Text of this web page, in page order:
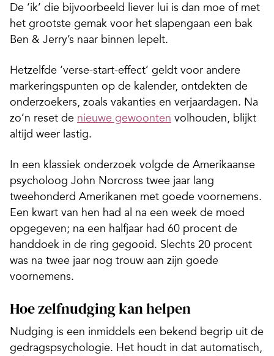
De ‘ik’ die bijvoorbeeld liever lui is dan moe of met
het grootste gemak voor het slapengaan een bak
Ben & Jerry’s naar binnen lepelt.
Hetzelfde ‘verse-start-effect’ geldt voor andere
markeringspunten op de kalender, ontdekten de
onderzoekers, zoals vakanties en verjaardagen. Na
zo’n reset de nieuwe gewoonten volhouden, blijkt
altijd weer lastig.
In een klassiek onderzoek volgde de Amerikaanse
psycholoog John Norcross twee jaar lang
tweehonderd Amerikanen met goede voornemens.
Een kwart van hen had al na een week de moed
opgegeven; na een halfjaar had 60 procent de
handdoek in de ring gegooid. Slechts 20 procent
was na twee jaar nog trouw aan zijn goede
voornemens.
Hoe zelfnudging kan helpen
Nudging is een inmiddels een bekend begrip uit de
gedragspsychologie. Het houdt in dat automatisch,